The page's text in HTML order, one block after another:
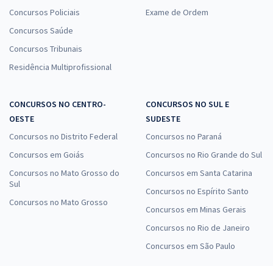
Concursos Policiais
Concursos Saúde
Concursos Tribunais
Residência Multiprofissional
Exame de Ordem
CONCURSOS NO CENTRO-
OESTE
Concursos no Distrito Federal
Concursos em Goiás
Concursos no Mato Grosso do
Sul
Concursos no Mato Grosso
CONCURSOS NO SUL E
SUDESTE
Concursos no Paraná
Concursos no Rio Grande do Sul
Concursos em Santa Catarina
Concursos no Espírito Santo
Concursos em Minas Gerais
Concursos no Rio de Janeiro
Concursos em São Paulo